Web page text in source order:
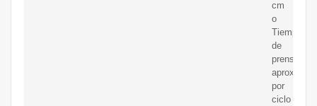
cm
o
Tiempo
de
prensado
aprox.
por
ciclo